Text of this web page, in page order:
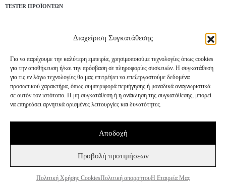
Διαχείριση Συγκατάθεσης
Για να παρέχουμε την καλύτερη εμπειρία, χρησιμοποιούμε τεχνολογίες όπως cookies
για την αποθήκευση ή/και την πρόσβαση σε πληροφορίες συσκευών. Η συγκατάθεση
για τις εν λόγω τεχνολογίες θα μας επιτρέψει να επεξεργαστούμε δεδομένα
προσωπικού χαρακτήρα, όπως συμπεριφορά περιήγησης ή μοναδικά αναγνωριστικά
σε αυτόν τον ιστότοπο. Η μη συγκατάθεση ή η ανάκληση της συγκατάθεσης, μπορεί
να επηρεάσει αρνητικά ορισμένες λειτουργίες και δυνατότητες.
Αποδοχή
Προβολή προτιμήσεων
Πολιτική Χρήσης CookiesΠολιτική απορρήτουΗ Εταιρεία Μας
TESTER ΠΡΟΪΌΝΤΩΝ
Εγγραφή στο Newsletter
Συμφωνώ να λαμβάνω ενημερώσεις και προσφορές
από τη Bee Factor.
ΕΓΓΡΑΦΗ
©2025-BEE FACTOR/ NATURAL COSMETICS